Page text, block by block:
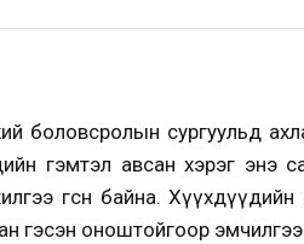
боловсролын сургуульд
гэмтэл авсан хэрэг
өгсөн байна.
гэсэн оноштойгоор